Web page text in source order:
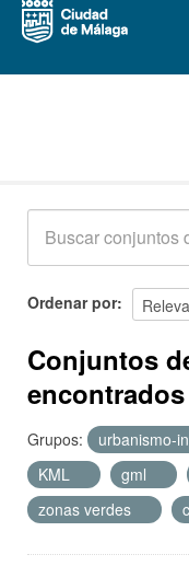
Acerca de
Ordenar por
Conjuntos
encontrados
Grupos: urbanismo-
KML
gml
zonas verdes